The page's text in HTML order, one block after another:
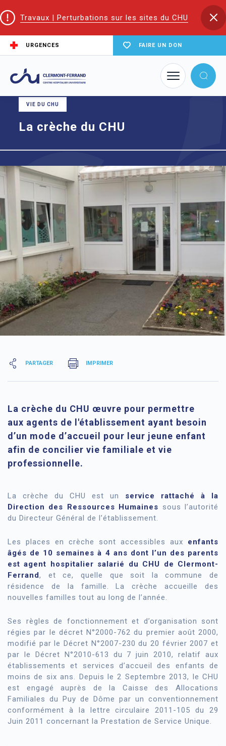
Travaux | Perturbations sur les sites du CHU
URGENCES FAIRE UN DON
Accueil
VIE DU CHU
La crèche du CHU
PARTAGER IMPRIMER
La crèche du CHU œuvre pour permettre
aux agents de l'établissement ayant besoin
d’un mode d’accueil pour leur jeune enfant
afin de concilier vie familiale et vie
professionnelle.
La crèche du CHU est un service rattaché à la
Direction des Ressources Humaines sous l’autorité
du Directeur Général de l’établissement.
Les places en crèche sont accessibles aux enfants
âgés de 10 semaines à 4 ans dont l’un des parents
est agent hospitalier salarié du CHU de Clermont-
Ferrand, et ce, quelle que soit la commune de
résidence de la famille. La crèche accueille des
nouvelles familles tout au long de l’année.
Ses règles de fonctionnement et d’organisation sont
régies par le décret N°2000-762 du premier août 2000,
modifié par le Décret N°2007-230 du 20 février 2007 et
par le Décret N°2010-613 du 7 juin 2010, relatif aux
établissements et services d’accueil des enfants de
moins de six ans. Depuis le 2 Septembre 2013, le CHU
est engagé auprès de la Caisse des Allocations
Familiales du Puy de Dôme par un conventionnement
conformément à la lettre circulaire 2011-105 du 29
Juin 2011 concernant la Prestation de Service Unique.